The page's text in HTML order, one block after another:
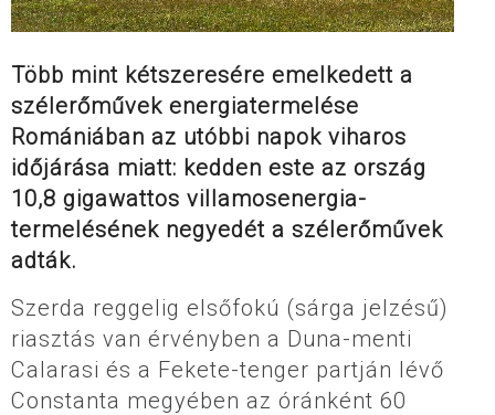
Több mint kétszeresére emelkedett a
szélerőművek energiatermelése
Romániában az utóbbi napok viharos
időjárása miatt: kedden este az ország
10,8 gigawattos villamosenergia-
termelésének negyedét a szélerőművek
adták.
Szerda reggelig elsőfokú (sárga jelzésű)
riasztás van érvényben a Duna-menti
Calarasi és a Fekete-tenger partján lévő
Constanta megyében az óránként 60